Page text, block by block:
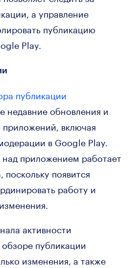
а управление
публикацию
Play.
публикации
недавние обновления и
включая
в Google Play.
приложением работает
появится
работу и
активности
публикации
изменения, а также